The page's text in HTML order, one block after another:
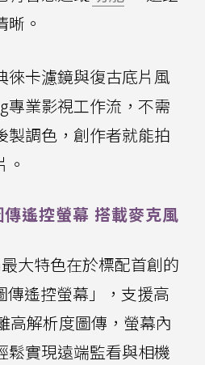
。
徠卡濾鏡與復古底片風
專業影視工作流，不需
製調色，創作者就能拍
遙控螢幕 搭載麥克風
大特色在於標配首創的
傳遙控螢幕」，支援高
高解析度圖傳，螢幕內
鬆實現遠端監看與相機